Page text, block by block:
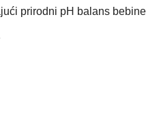
prirodni pH balans